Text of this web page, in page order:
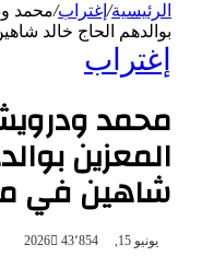
الرئيسية/ إغتراب/محمد
بوالدهم الحاج خالد
إغتراب
محمد
المعزين
شاهين في
يونيو 15, 2026 43٬854